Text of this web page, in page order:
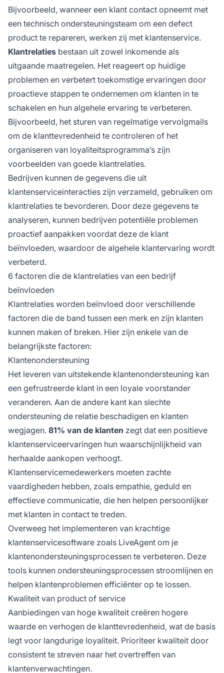
Bijvoorbeeld, wanneer een klant contact opneemt met
een technisch ondersteuningsteam om een defect
product te repareren, werken zij met klantenservice.
Klantrelaties bestaan uit zowel inkomende als
uitgaande maatregelen. Het reageert op huidige
problemen en verbetert toekomstige ervaringen door
proactieve stappen te ondernemen om klanten in te
schakelen en hun algehele ervaring te verbeteren.
Bijvoorbeeld, het sturen van regelmatige vervolgmails
om de klanttevredenheid te controleren of het
organiseren van loyaliteitsprogramma’s zijn
voorbeelden van goede klantrelaties.
Bedrijven kunnen de gegevens die uit
klantenserviceinteracties zijn verzameld, gebruiken om
klantrelaties te bevorderen. Door deze gegevens te
analyseren, kunnen bedrijven potentiële problemen
proactief aanpakken voordat deze de klant
beïnvloeden, waardoor de algehele klantervaring wordt
verbeterd.
6 factoren die de klantrelaties van een bedrijf
beïnvloeden
Klantrelaties worden beïnvloed door verschillende
factoren die de band tussen een merk en zijn klanten
kunnen maken of breken. Hier zijn enkele van de
belangrijkste factoren:
Klantenondersteuning
Het leveren van uitstekende klantenondersteuning kan
een gefrustreerde klant in een loyale voorstander
veranderen. Aan de andere kant kan slechte
ondersteuning de relatie beschadigen en klanten
wegjagen. 81% van de klanten zegt dat een positieve
klantenserviceervaringen hun waarschijnlijkheid van
herhaalde aankopen verhoogt.
Klantenservicemedewerkers moeten zachte
vaardigheden hebben, zoals empathie, geduld en
effectieve communicatie, die hen helpen persoonlijker
met klanten in contact te treden.
Overweeg het implementeren van krachtige
klantenservicesoftware zoals LiveAgent om je
klantenondersteuningsprocessen te verbeteren. Deze
tools kunnen ondersteuningsprocessen stroomlijnen en
helpen klantenproblemen efficiënter op te lossen.
Kwaliteit van product of service
Aanbiedingen van hoge kwaliteit creëren hogere
waarde en verhogen de klanttevredenheid, wat de basis
legt voor langdurige loyaliteit. Prioriteer kwaliteit door
consistent te streven naar het overtreffen van
klantenverwachtingen.